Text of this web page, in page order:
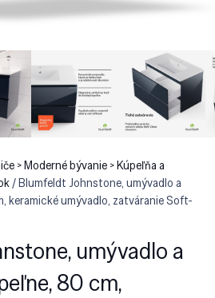
> Moderné bývanie > Kúpeľňa a
/ Blumfeldt Johnstone, umývadlo a
keramické umývadlo, zatváranie Soft-
umývadlo a
80 cm,